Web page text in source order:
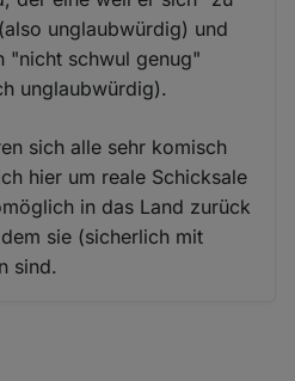
unglaubwürdig) und
"nicht schwul genug"
unglaubwürdig).
sich alle sehr komisch
hier um reale Schicksale
in das Land zurück
sie (sicherlich mit
sind.